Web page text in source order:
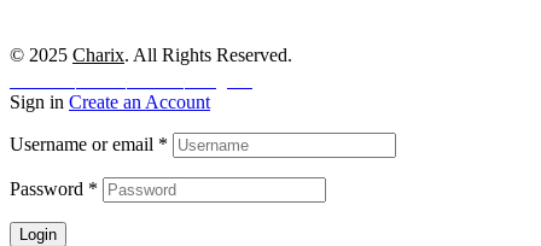
© 2025 Charix. All Rights Reserved.
Sign in Create an Account
Username or email *
Password *
Login